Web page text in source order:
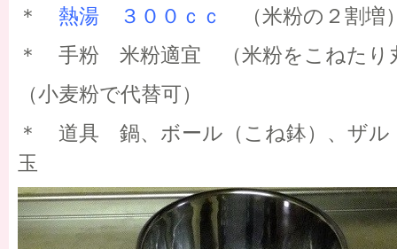
＊ 熱湯 ３００ｃｃ
（米粉の２割増
＊ 手粉 米粉適宜 （米粉をこねたり
（小麦粉で代替可）
＊ 道具 鍋、ボール（こね鉢）、ザル
玉